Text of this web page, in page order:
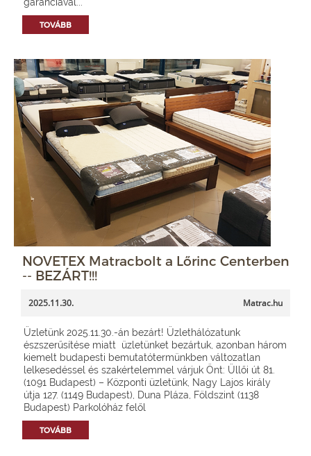
TOVÁBB
NOVETEX Matracbolt a Lőrinc Centerben
-- BEZÁRT!!!
2025.11.30. Matrac.hu
Üzletünk 2025.11.30.-án bezárt! Üzlethálózatunk
észszerűsítése miatt üzletünket bezártuk, azonban három
kiemelt budapesti bemutatótermünkben változatlan
lelkesedéssel és szakértelemmel várjuk Önt: Üllői út 81.
(1091 Budapest) – Központi üzletünk, Nagy Lajos király
útja 127. (1149 Budapest), Duna Pláza, Földszint (1138
Budapest) Parkolóház felől
TOVÁBB